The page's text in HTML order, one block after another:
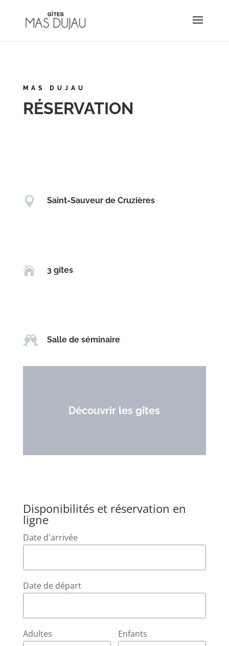
MAS DUJAU
RÉSERVATION
 Saint-Sauveur de Cruzières
 3 gîtes
 Salle de séminaire
Découvrir les gîtes
Disponibilités et réservation en
ligne
Date d'arrivée
Date de départ
Adultes Enfants